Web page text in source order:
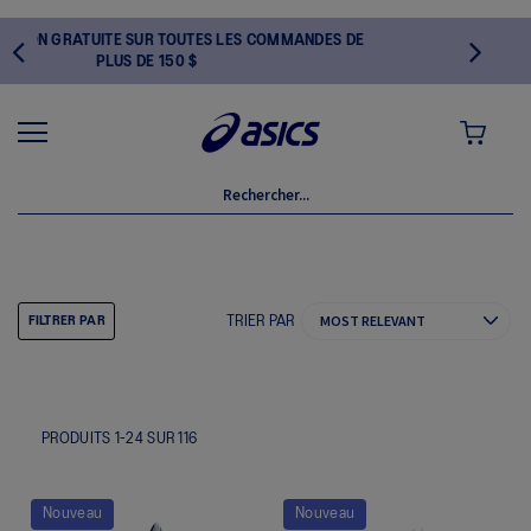
DE
MON
FOOTWEAR
PRODUITS 1-24SUR116
TRIER PAR
Nouveau Nouveau
FILTRER PAR